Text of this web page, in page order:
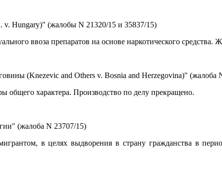
Hungary)" (жалобы N 21320/15 и 35837/15)
ввоза препаратов на основе наркотического
(Knezevic and Others v. Bosnia and Herzegovina)" (жалоба
характера. Производство по делу прекращено.
(жалоба N 23707/15)
в целях выдворения в страну гражданства в